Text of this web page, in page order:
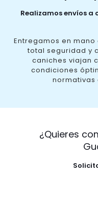
Realizamos envíos
Entregamos en
total seguridad y
caniches viajan
condiciones
normativas
¿Quieres